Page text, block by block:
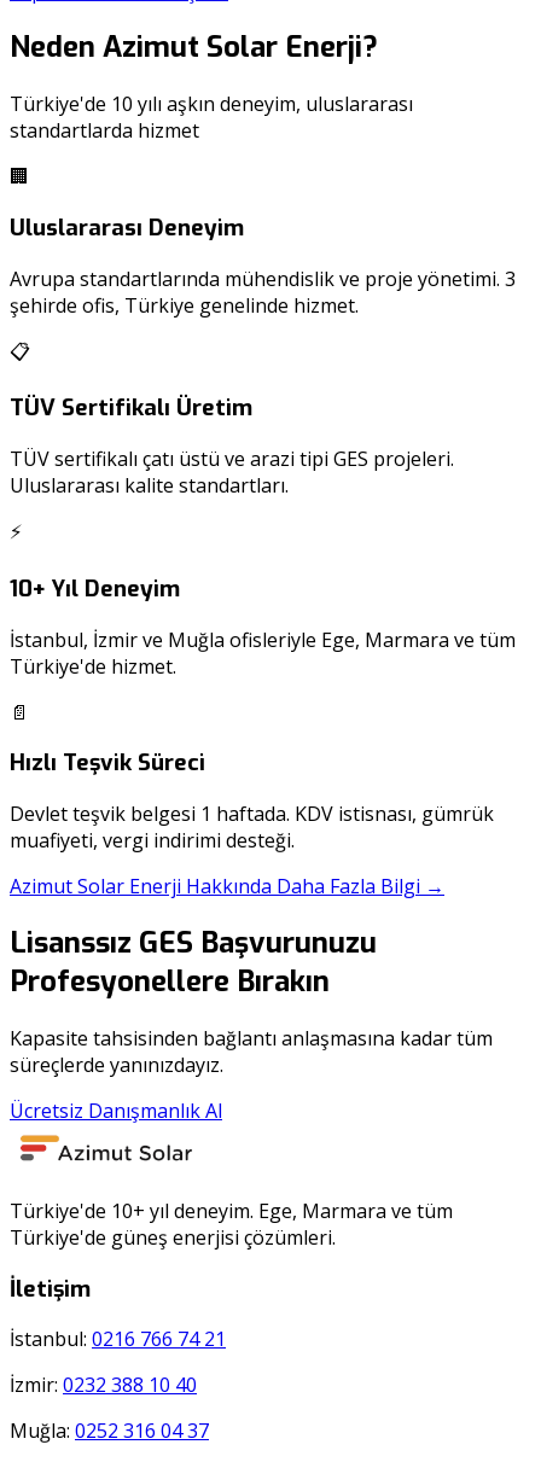
Neden Azimut Solar Enerji?
Türkiye'de 10 yılı aşkın deneyim, uluslararası
standartlarda hizmet
🏢
Uluslararası Deneyim
Avrupa standartlarında mühendislik ve proje yönetimi. 3
şehirde ofis, Türkiye genelinde hizmet.
📋
TÜV Sertifikalı Üretim
TÜV sertifikalı çatı üstü ve arazi tipi GES projeleri.
Uluslararası kalite standartları.
⚡
10+ Yıl Deneyim
İstanbul, İzmir ve Muğla ofisleriyle Ege, Marmara ve tüm
Türkiye'de hizmet.
📄
Hızlı Teşvik Süreci
Devlet teşvik belgesi 1 haftada. KDV istisnası, gümrük
muafiyeti, vergi indirimi desteği.
Azimut Solar Enerji Hakkında Daha Fazla Bilgi →
Lisanssız GES Başvurunuzu
Profesyonellere Bırakın
Kapasite tahsisinden bağlantı anlaşmasına kadar tüm
süreçlerde yanınızdayız.
Ücretsiz Danışmanlık Al
Türkiye'de 10+ yıl deneyim. Ege, Marmara ve tüm
Türkiye'de güneş enerjisi çözümleri.
İletişim
İstanbul: 0216 766 74 21
İzmir: 0232 388 10 40
Muğla: 0252 316 04 37